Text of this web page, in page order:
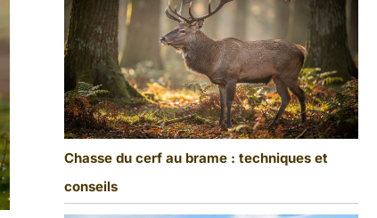
Chasse du cerf au brame : techniques et
conseils